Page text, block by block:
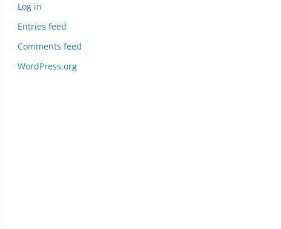
Log in
Entries feed
Comments feed
WordPress.org